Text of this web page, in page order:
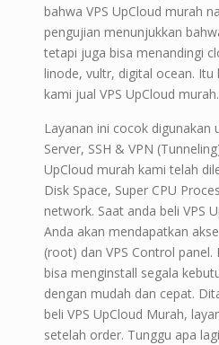
bahwa VPS UpCloud murah
pengujian menunjukkan
tetapi juga bisa menandingi
linode, vultr, digital ocean. Itu
kami jual VPS UpCloud murah.
Layanan ini cocok digunakan
Server, SSH & VPN
UpCloud murah kami telah
Disk Space, Super CPU
network. Saat anda beli VPS
Anda akan mendapatkan
(root) dan VPS Control
bisa menginstall segala
dengan mudah dan cepat.
beli VPS UpCloud Murah,
setelah order. Tunggu apa